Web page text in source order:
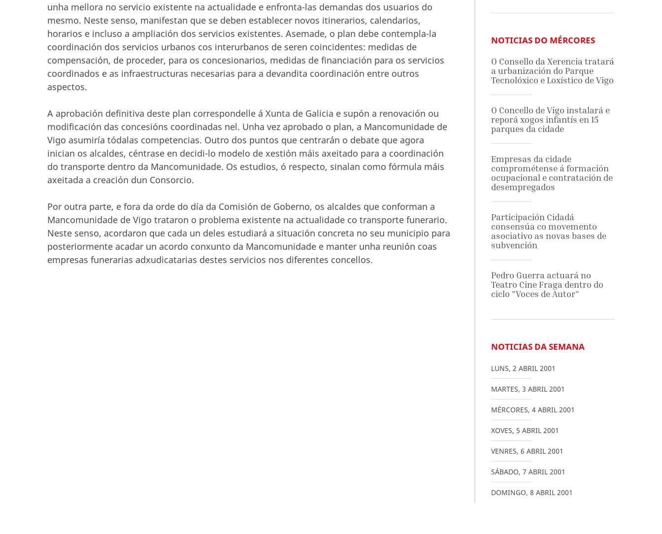
unha mellora no servicio existente na actualidade e enfronta-las demandas dos usuarios do
mesmo. Neste senso, manifestan que se deben establecer novos itinerarios, calendarios,
horarios e incluso a ampliación dos servicios existentes. Asemade, o plan debe contempla-la
coordinación dos servicios urbanos cos interurbanos de seren coincidentes: medidas de
compensación, de proceder, para os concesionarios, medidas de financiación para os servicios
coordinados e as infraestructuras necesarias para a devandita coordinación entre outros
aspectos.
A aprobación definitiva deste plan correspondelle á Xunta de Galicia e supón a renovación ou
modificación das concesións coordinadas nel. Unha vez aprobado o plan, a Mancomunidade de
Vigo asumiría tódalas competencias. Outro dos puntos que centrarán o debate que agora
inician os alcaldes, céntrase en decidi-lo modelo de xestión máis axeitado para a coordinación
do transporte dentro da Mancomunidade. Os estudios, ó respecto, sinalan como fórmula máis
axeitada a creación dun Consorcio.
Por outra parte, e fora da orde do día da Comisión de Goberno, os alcaldes que conforman a
Mancomunidade de Vigo trataron o problema existente na actualidade co transporte funerario.
Neste senso, acordaron que cada un deles estudiará a situación concreta no seu municipio para
posteriormente acadar un acordo conxunto da Mancomunidade e manter unha reunión coas
empresas funerarias adxudicatarias destes servicios nos diferentes concellos.
NOTICIAS DO MÉRCORES
O Consello da Xerencia tratará
a urbanización do Parque
Tecnolóxico e Loxístico de Vigo
O Concello de Vigo instalará e
reporá xogos infantís en 15
parques da cidade
Empresas da cidade
comprométense á formación
ocupacional e contratación de
desempregados
Participación Cidadá
consensúa co movemento
asociativo as novas bases de
subvención
Pedro Guerra actuará no
Teatro Cine Fraga dentro do
ciclo ”Voces de Autor”
NOTICIAS DA SEMANA
LUNS, 2 ABRIL 2001
MARTES, 3 ABRIL 2001
MÉRCORES, 4 ABRIL 2001
XOVES, 5 ABRIL 2001
VENRES, 6 ABRIL 2001
SÁBADO, 7 ABRIL 2001
DOMINGO, 8 ABRIL 2001